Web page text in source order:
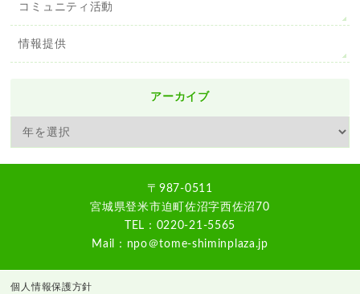
コミュニティ活動
情報提供
アーカイブ
〒987-0511
宮城県登米市迫町佐沼字西佐沼70
TEL：0220-21-5565
Mail：npo＠tome-shiminplaza.jp
個人情報保護方針